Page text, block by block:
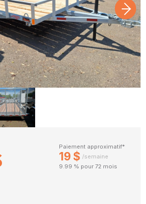
Paiement approximatif*
19 $ /semaine
9.99 % pour 72 mois